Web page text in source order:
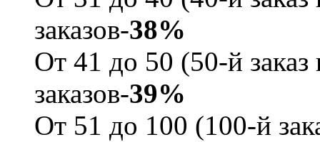
заказов-38%
От 41 до 50 (50-й
заказов-39%
От 51 до 100 (100-й